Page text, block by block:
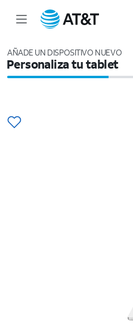
AÑADE UN DISPOSITIVO NUEVO
Personaliza tu tablet